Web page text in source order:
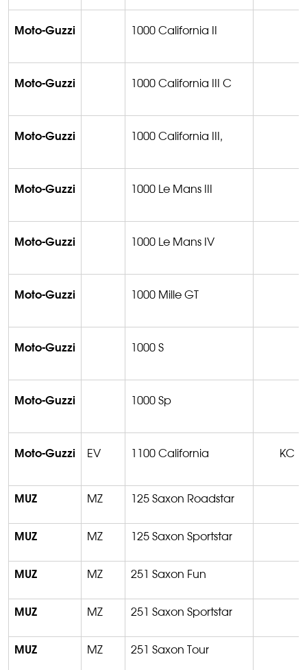
Moto-Guzzi 1000 California II
Moto-Guzzi 1000 California III C
Moto-Guzzi 1000 California III,
Moto-Guzzi 1000 Le Mans III
Moto-Guzzi 1000 Le Mans IV
Moto-Guzzi 1000 Mille GT
Moto-Guzzi 1000 S
Moto-Guzzi 1000 Sp
Moto-Guzzi EV 1100 California KC
MUZ MZ 125 Saxon Roadstar
MUZ MZ 125 Saxon Sportstar
MUZ MZ 251 Saxon Fun
MUZ MZ 251 Saxon Sportstar
MUZ MZ 251 Saxon Tour